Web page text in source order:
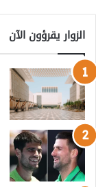
الزوار يقرؤون الآن